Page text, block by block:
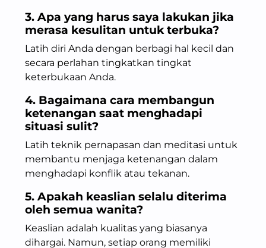
3. Apa yang harus saya lakukan jika
merasa kesulitan untuk terbuka?
Latih diri Anda dengan berbagi hal kecil dan
secara perlahan tingkatkan tingkat
keterbukaan Anda.
4. Bagaimana cara membangun
ketenangan saat menghadapi
situasi sulit?
Latih teknik pernapasan dan meditasi untuk
membantu menjaga ketenangan dalam
menghadapi konflik atau tekanan.
5. Apakah keaslian selalu diterima
oleh semua wanita?
Keaslian adalah kualitas yang biasanya
dihargai. Namun, setiap orang memiliki